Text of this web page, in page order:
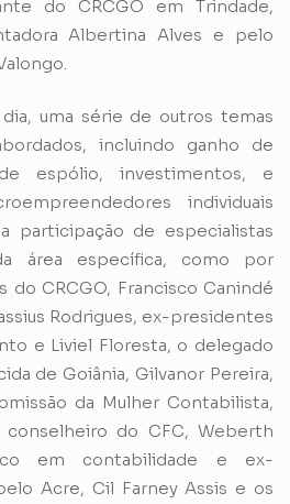
do CRCGO em Trindade,
Albertina Alves e pelo
uma série de outros temas
incluindo ganho de
espólio, investimentos, e
individuais
participação de especialistas
área específica, como por
do CRCGO, Francisco Canindé
Rodrigues, ex-presidentes
e Liviel Floresta, o delegado
de Goiânia, Gilvanor Pereira,
da Mulher Contabilista,
conselheiro do CFC, Weberth
em contabilidade e ex-
Acre, Cil Farney Assis e os